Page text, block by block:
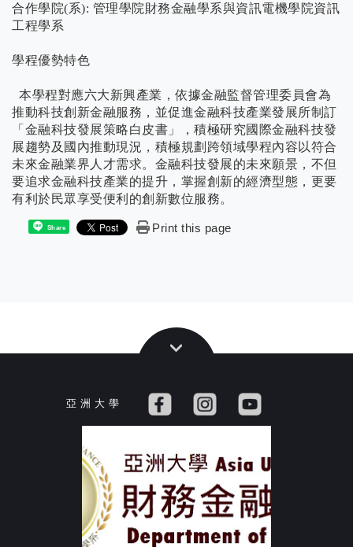
合作學院(系): 管理學院財務金融學系與資訊電機學院資訊
工程學系
學程優勢特色
本學程對應六大新興產業，依據金融監督管理委員會為
推動科技創新金融服務，並促進金融科技產業發展所制訂
「金融科技發展策略白皮書」，積極研究國際金融科技發
展趨勢及國內推動現況，積極規劃跨領域學程內容以符合
未來金融業界人才需求。金融科技發展的未來願景，不但
要追求金融科技產業的提升，掌握創新的經濟型態，更要
有利於民眾享受便利的創新數位服務。
Share Print this page
亞 洲 大 學